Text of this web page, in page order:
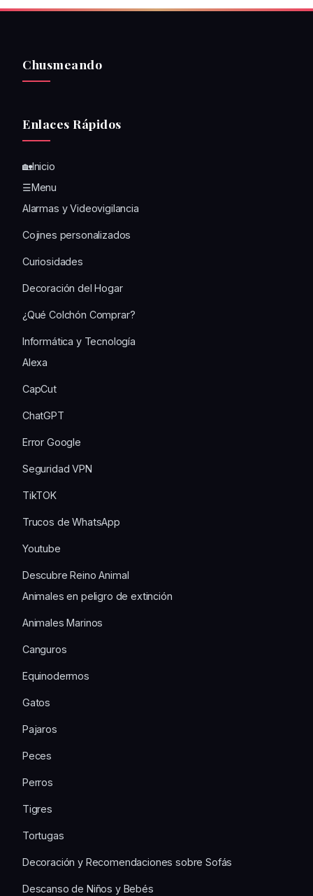
Chusmeando
Enlaces Rápidos
🏡Inicio
☰Menu
Alarmas y Videovigilancia
Cojines personalizados
Curiosidades
Decoración del Hogar
¿Qué Colchón Comprar?
Informática y Tecnología
Alexa
CapCut
ChatGPT
Error Google
Seguridad VPN
TikTOK
Trucos de WhatsApp
Youtube
Descubre Reino Animal
Animales en peligro de extinción
Animales Marinos
Canguros
Equinodermos
Gatos
Pajaros
Peces
Perros
Tigres
Tortugas
Decoración y Recomendaciones sobre Sofás
Descanso de Niños y Bebés